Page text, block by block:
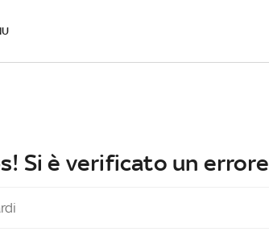
Si è verificato un errore